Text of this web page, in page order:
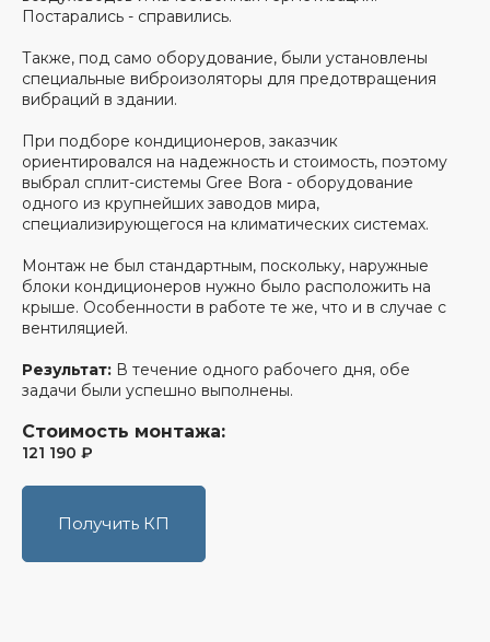
Постарались - справились.
Также, под само оборудование, были установлены
специальные виброизоляторы для предотвращения
вибраций в здании.
При подборе кондиционеров, заказчик
ориентировался на надежность и стоимость, поэтому
выбрал сплит-системы Gree Bora - оборудование
одного из крупнейших заводов мира,
специализирующегося на климатических системах.
Монтаж не был стандартным, поскольку, наружные
блоки кондиционеров нужно было расположить на
крыше. Особенности в работе те же, что и в случае с
вентиляцией.
Результат: В течение одного рабочего дня, обе
задачи были успешно выполнены.
Стоимость монтажа:
121 190 ₽
Получить КП
Используем разные типы
кондиционеров
и назначение помещений,
расположение рабочих зон
количество людей в каждом
помещении и их активность
Подберём
кондиционеры под
компьютерный клуб
с учётом их
особенностей